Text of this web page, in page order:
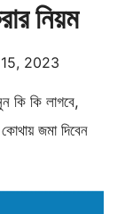
নিয়ম
15, 2023
কি কি লাগবে,
জমা দিবেন